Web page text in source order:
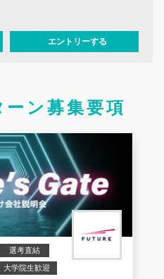
エントリーする
ン募集要項
選考直結
大学院生歓迎